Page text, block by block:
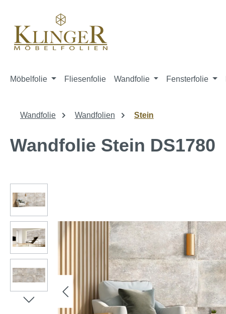
Möbelfolie Fliesenfolie Wandfolie Fensterfolie
Wandfolie Wandfolien Stein
Wandfolie Stein DS1780